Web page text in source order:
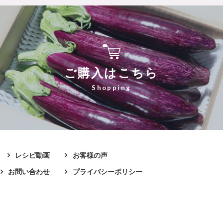
ご購入はこちら
レシピ動画 お客様の声
お問い合わせ プライバシーポリシー